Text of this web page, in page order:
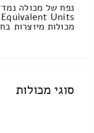
Units
מכולות מיוצרות
סוגי מכולות